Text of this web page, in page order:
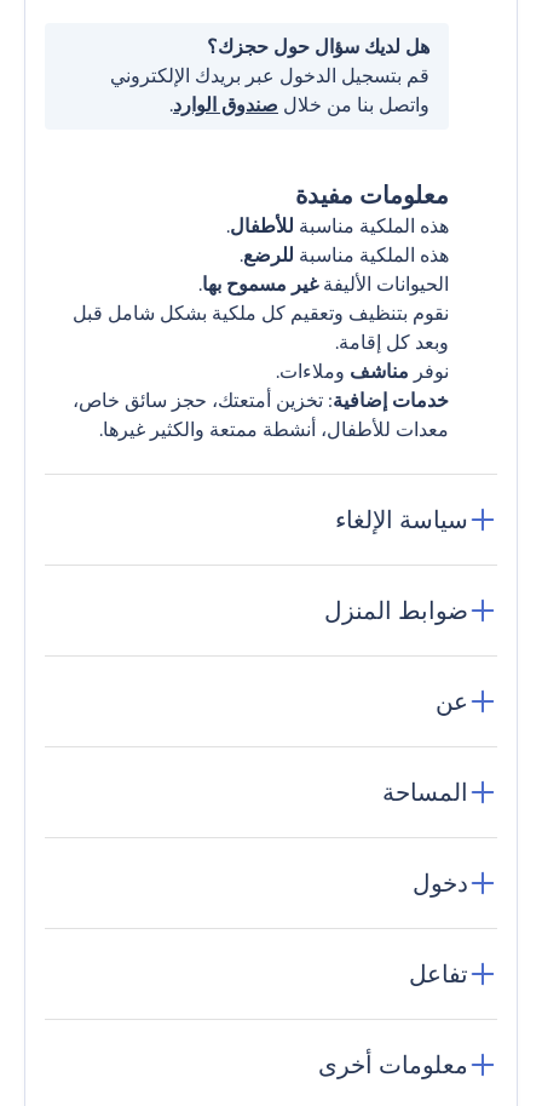
هل لديك سؤال حول حجزك؟
قم بتسجيل الدخول عبر بريدك الإلكتروني
واتصل بنا من خلال صندوق الوارد.
معلومات مفيدة
هذه الملكية مناسبة للأطفال.
هذه الملكية مناسبة للرضع.
الحيوانات الأليفةغير مسموح بها.
نقوم بتنظيف وتعقيم كل ملكية بشكل شامل قبل
وبعد كل إقامة.
نوفر مناشف وملاءات.
خدمات إضافية: تخزين أمتعتك، حجز سائق خاص،
معدات للأطفال، أنشطة ممتعة والكثير غيرها.
سياسة الإلغاء
ضوابط المنزل
عن
المساحة
دخول
تفاعل
معلومات أخرى